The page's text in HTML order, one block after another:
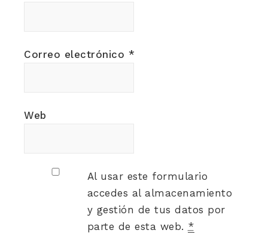
Correo electrónico *
Web
Al usar este formulario
accedes al almacenamiento
y gestión de tus datos por
parte de esta web. *